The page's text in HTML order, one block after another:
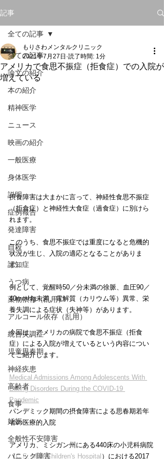
記事
全ての記事
論文の紹介
本の紹介
精神医学
ニュース
映画の紹介
一般医療
身体医学
説明
症例報告
発達障害
自殺
認知症
うつ病
薬物依存（乱用）
アルコール依存（乱用）
統合失調症
児童思春期
神経疾患
高齢者
食事
妊娠
全般性不安障害
パニック障害
全ての記事
アメリカで食思不振症（拒食症）での入院が
増えている
もりさわメンタルクリニック
2021年7月27日 読了時間: 1分
摂食障害は大まかに言って、神経性食思不振症
（拒食症）と神経性大食症（過食症）に別けら
れます。
このうち、食思不振症では重度になると危機的
状況が生じ、入院の適応となることがありま
す。
例として、覚醒時50／分未満の徐脈、血圧90／
40mmHg未満、電解質（カリウム等）異常、栄
養失調による症状（失神等）があります。
今回は、アメリカの病院で食思不振症（拒食
症）による入院が増えているという内容につい
てご紹介します。
Medical Admissions Among Adolescents With
Eating Disorders During the COVID-19
Pandemic
パンデミック期間の摂食障害による思春期若年
者の医療的入院
アメリカ、ミシガン州にある440床の小児科病院
（C.S. Mott Children's Hospital ）における2017